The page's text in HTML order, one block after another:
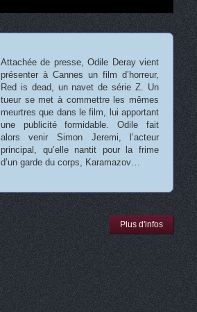
Attachée de presse, Odile Deray vient
présenter à Cannes un film d’horreur,
Red is dead, un navet de série Z. Un
tueur se met à commettre les mêmes
meurtres que dans le film, lui apportant
une publicité formidable. Odile fait
alors venir Simon Jeremi, l’acteur
principal, qu’elle nantit pour la frime
d’un garde du corps, Karamazov…
Plus d'infos